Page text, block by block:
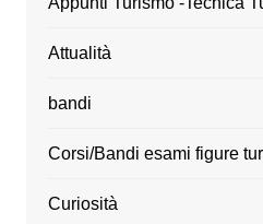
Attualità
bandi
Corsi/Bandi esami figure
Curiosità